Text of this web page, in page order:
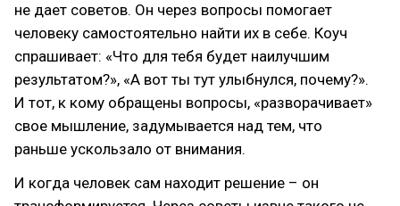
не дает советов. Он через вопросы помогает
человеку самостоятельно найти их в себе. Коуч
спрашивает: «Что для тебя будет наилучшим
результатом?», «А вот ты тут улыбнулся, почему?».
И тот, к кому обращены вопросы, «разворачивает»
свое мышление, задумывается над тем, что
раньше ускользало от внимания.
И когда человек сам находит решение – он